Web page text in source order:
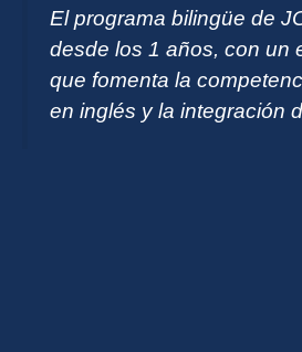
El programa bilingüe de
desde los 1 años, con un
que fomenta la
en inglés y la integración